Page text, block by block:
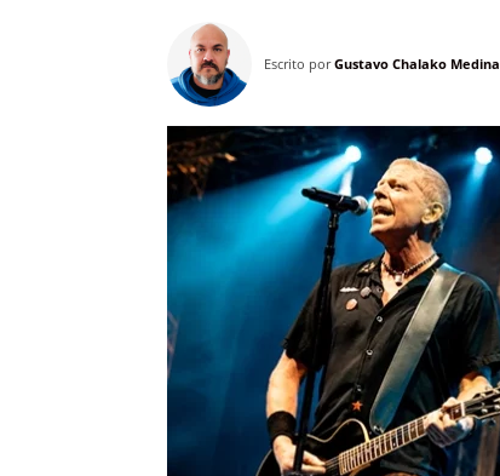
Escrito por Gustavo Chalako Medina